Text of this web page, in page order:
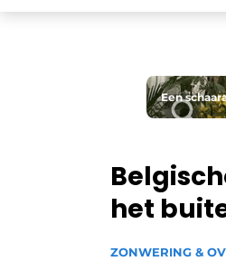
Een
het
ZONWERING &